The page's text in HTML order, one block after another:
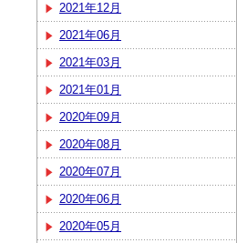
2021年12月
2021年06月
2021年03月
2021年01月
2020年09月
2020年08月
2020年07月
2020年06月
2020年05月